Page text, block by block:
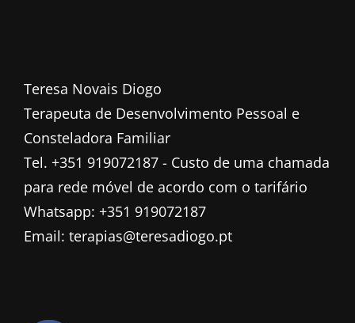
Teresa Novais Diogo
Terapeuta de Desenvolvimento Pessoal e
Consteladora Familiar
Tel. +351 919072187 - Custo de uma chamada
para rede móvel de acordo com o tarifário
Whatsapp: +351 919072187
Email: terapias@teresadiogo.pt